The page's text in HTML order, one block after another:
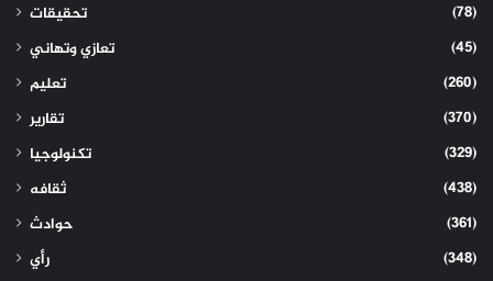
تحقيقات
(78)
تعازي وتهاني
(45)
تعليم
(260)
تقارير
(370)
تكنولوجيا
(329)
ثقافه
(438)
حوادث
(361)
رأي
(348)